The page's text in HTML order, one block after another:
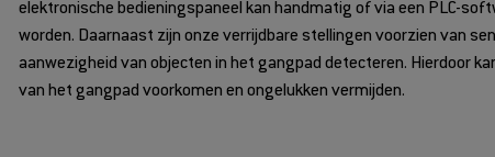
elektronische bedieningspaneel kan handmatig of via een PLC-
worden. Daarnaast zijn onze verrijdbare stellingen voorzien van
aanwezigheid van objecten in het gangpad detecteren. Hierdoor
van het gangpad voorkomen en ongelukken vermijden.